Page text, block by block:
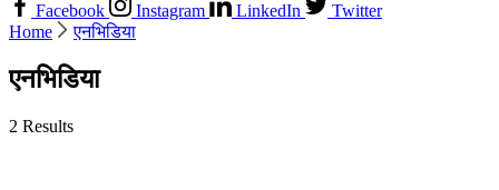
Facebook Instagram LinkedIn
Twitter
Home
एनभिडिया
एनभिडिया
2 Results